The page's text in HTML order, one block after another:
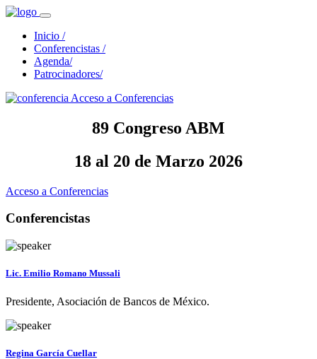
Inicio /
Conferencistas /
Agenda/
Patrocinadores/
Acceso a Conferencias
89 Congreso ABM
18 al 20 de Marzo 2026
Acceso a Conferencias
Conferencistas
Lic. Emilio Romano Mussali
Presidente, Asociación de Bancos de México.
Regina García Cuellar